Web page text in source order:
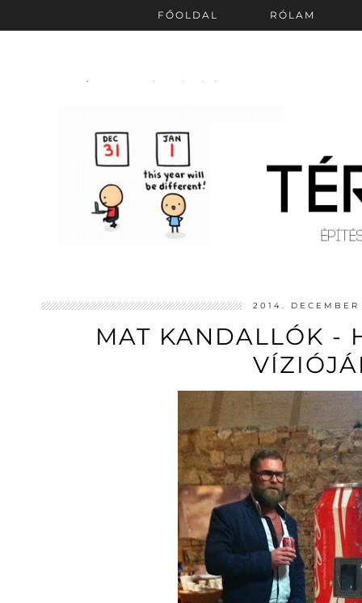
FŐOLDAL RÓLAM
2014.
MAT KANDALLÓK -